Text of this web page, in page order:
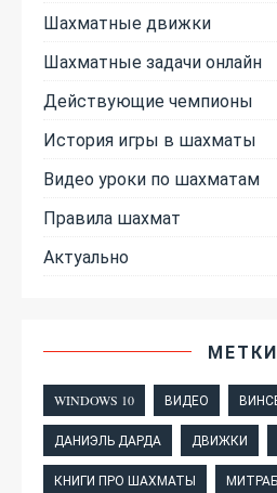
Шахматные движки
Шахматные задачи онлайн
Действующие чемпионы
История игры в шахматы
Видео уроки по шахматам
Правила шахмат
Актуально
МЕТКИ
WINDOWS 10 ВИДЕО
ДАНИЭЛЬ ДАРДА ДВИЖКИ
КНИГИ ПРО ШАХМАТЫ